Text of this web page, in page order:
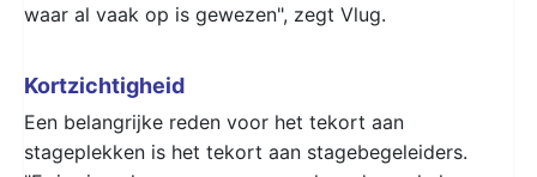
waar al vaak op is gewezen", zegt Vlug.
Kortzichtigheid
Een belangrijke reden voor het tekort aan
stageplekken is het tekort aan stagebegeleiders.